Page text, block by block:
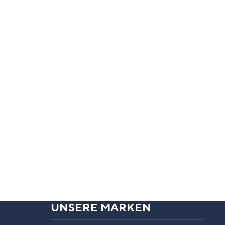
UNSERE MARKEN